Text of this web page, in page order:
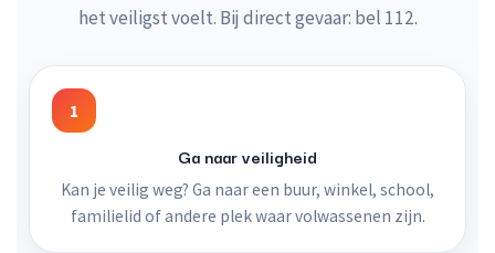
het veiligst voelt. Bij direct gevaar: bel 112.
1
Ga naar veiligheid
Kan je veilig weg? Ga naar een buur, winkel, school,
familielid of andere plek waar volwassenen zijn.